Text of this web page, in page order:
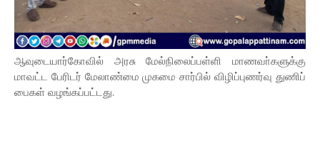
ஆவுடையார்கோவில் அரசு மேல்நிலைப்பள்ளி மாணவா்களுக்கு
மாவட்ட பேரிடர் மேலாண்மை முகமை சார்பில் விழிப்புணர்வு துணிப்
பைகள் வழங்கப்பட்டது.